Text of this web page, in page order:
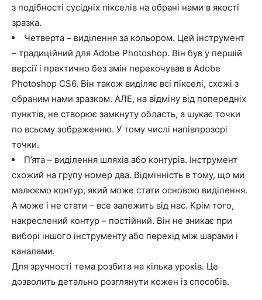
з подібності сусідніх пікселів на обрані нами в якості
зразка.
Четверта – виділення за кольором. Цей інструмент
– традиційний для Adobe Photoshop. Він був у першій
версії і практично без змін перекочував в Adobe
Photoshop CS6. Він також виділяє всі пікселі, схожі з
обраним нами зразком. АЛЕ, на відміну від попередніх
пунктів, не створює замкнуту область, а шукає точки
по всьому зображенню. У тому числі напівпрозорі
точки.
П’ята – виділення шляхів або контурів. Інструмент
схожий на групу номер два. Відмінність в тому, що ми
малюємо контур, який може стати основою виділення.
А може і не стати – все залежить від нас. Крім того,
накреслений контур – постійний. Він не зникає при
виборі іншого інструменту або перехід між шарами і
каналами.
Для зручності тема розбита на кілька уроків. Це
дозволить детально розглянути кожен із способів.